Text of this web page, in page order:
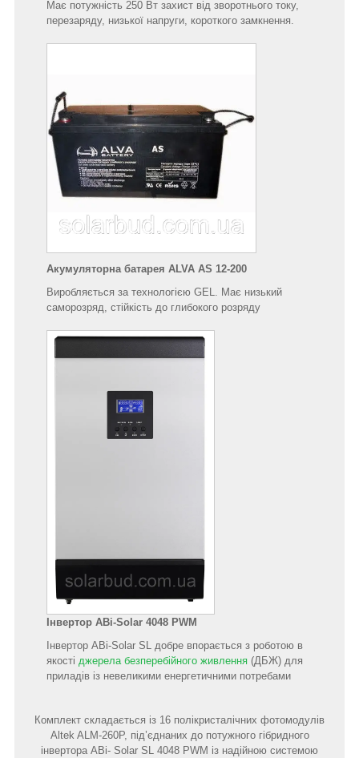
Має потужність 250 Вт захист від зворотнього току,
перезаряду, низької напруги, короткого замкнення.
Акумуляторна батарея ALVA AS 12-200
Виробляється за технологією GEL. Має низький
саморозряд, стійкість до глибокого розряду
Інвертор ABi-Solar 4048 PWM
Інвертор ABi-Solar SL добре впорається з роботою в
якості джерела безперебійного живлення (ДБЖ) для
приладів із невеликими енергетичними потребами
Комплект складається із 16 полікристалічних фотомодулів
Altek ALM-260Р, під’єднаних до потужного гібридного
інвертора ABi- Solar SL 4048 PWM із надійною системою